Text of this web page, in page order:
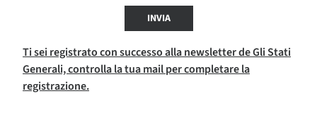
INVIA
Ti sei registrato con successo alla newsletter de Gli Stati
Generali, controlla la tua mail per completare la
registrazione.